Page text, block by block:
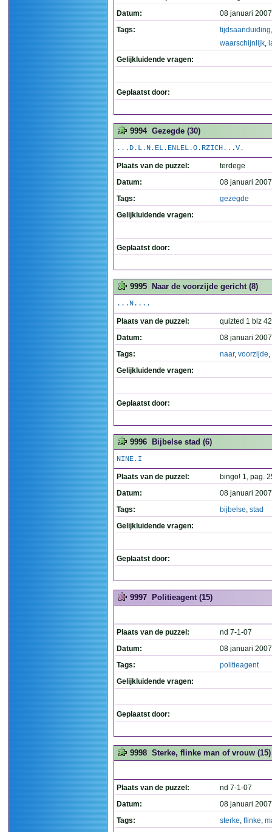
Datum:
08 januari
Tags:
tijdsaanduiding,
waarschijnlijk,
Gelijkluidende vragen:
Geplaatst door:
9994 Gezegde (30)
...D.L.N.EL.ENLEL.O.RZICH...V.
Plaats van de puzzel:
terdege
Datum:
08 januari
Tags:
gezegde
Gelijkluidende vragen:
Geplaatst door:
9995 Naar de voorzijde gericht (8)
...N....
Plaats van de puzzel:
quizted 1 blz 42
Datum:
08 januari
Tags:
naar, voorzijde,
Gelijkluidende vragen:
Geplaatst door:
9996 Bijbelse stad (6)
NINE.I
Plaats van de puzzel:
bingo! 1, pag.
Datum:
08 januari
Tags:
bijbelse, stad
Gelijkluidende vragen:
Geplaatst door:
9997 Politieagent (15)
Plaats van de puzzel:
nd 7-1-07
Datum:
08 januari
Tags:
politieagent
Gelijkluidende vragen:
Geplaatst door:
9998 Sterke, flinke man of vrouw (15)
Plaats van de puzzel:
nd 7-1-07
Datum:
08 januari
Tags:
sterke, flinke,